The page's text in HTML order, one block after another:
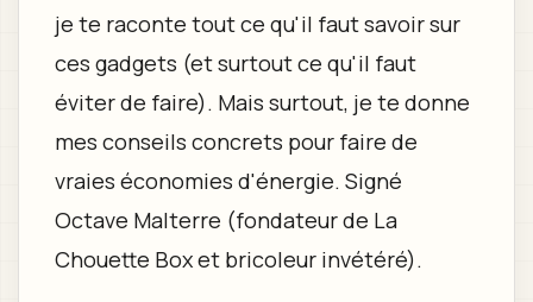
je te raconte tout ce qu'il faut savoir sur
ces gadgets (et surtout ce qu'il faut
éviter de faire). Mais surtout, je te donne
mes conseils concrets pour faire de
vraies économies d'énergie. Signé
Octave Malterre (fondateur de La
Chouette Box et bricoleur invétéré).